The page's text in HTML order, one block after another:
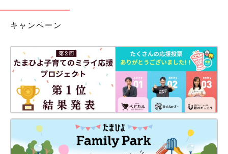
キャンペーン